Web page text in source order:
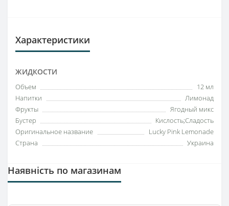
Характеристики
ЖИДКОСТИ
Объем
12 мл
Напитки
Лимонад
Фрукты
Ягодный микс
Бустер
Кислость;Сладость
Оригинальное название
Lucky Pink Lemonade
Страна
Украина
Наявність по магазинам